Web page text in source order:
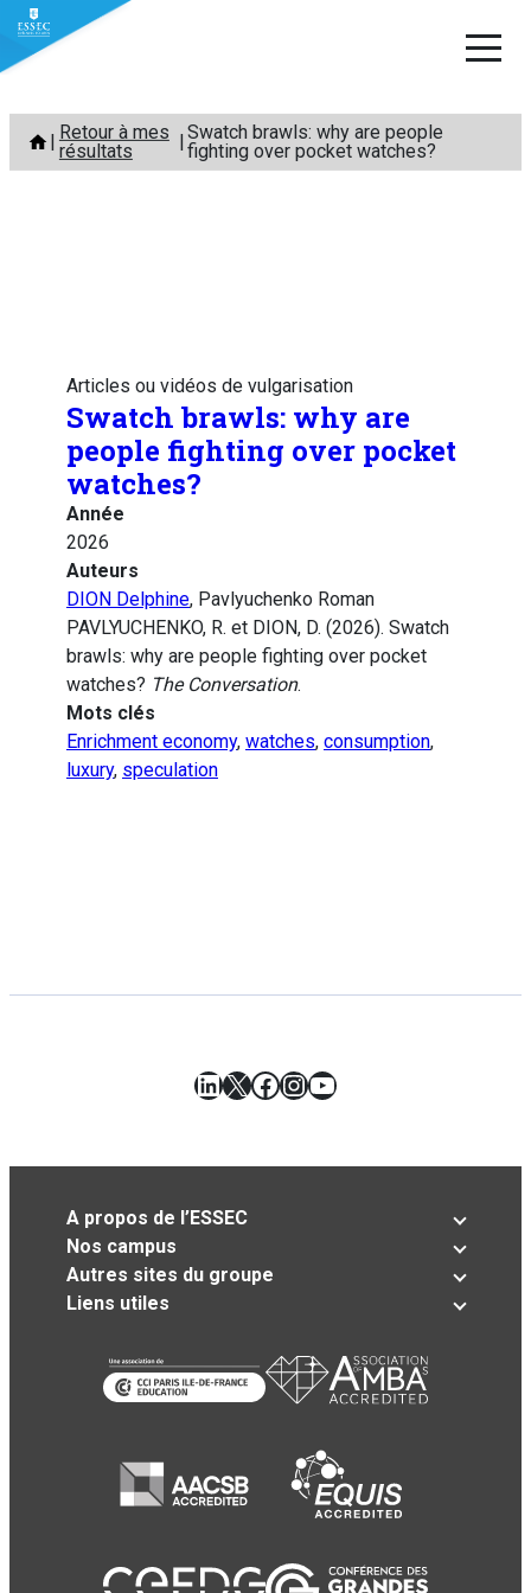
Aller
contenu
Retour à mes
résultats
Swatch brawls: why are people
fighting over pocket watches?
Articles ou vidéos de vulgarisation
Swatch brawls: why are
people fighting over pocket
watches?
Année
2026
Auteurs
DION Delphine, Pavlyuchenko Roman
PAVLYUCHENKO, R. et DION, D. (2026). Swatch
brawls: why are people fighting over pocket
watches? The Conversation.
Mots clés
Enrichment economy, watches, consumption,
luxury, speculation
LinkedIn
X Facebook
Instagram
YouTube
A propos de l’ESSEC
Nos campus
Autres sites du groupe
Liens utiles